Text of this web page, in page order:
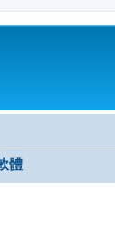
體